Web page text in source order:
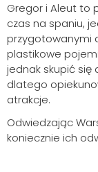
Gregor i Aleut to
czas na spaniu,
przygotowanymi
plastikowe
jednak skupić się
dlatego
atrakcje.
Odwiedzając
koniecznie ich